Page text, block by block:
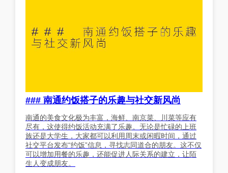
### 南通约饭搭子的乐趣与社交新风尚
南通的美食文化极为丰富，海鲜、南京菜、川菜等应有
尽有，这使得约饭活动充满了乐趣。无论是忙碌的上班
族还是大学生，大家都可以利用周末或闲暇时间，通过
社交平台发布“约饭”信息，寻找志同道合的朋友。这不仅
可以增加用餐的乐趣，还能促进人际关系的建立，让陌
生人变成朋友。